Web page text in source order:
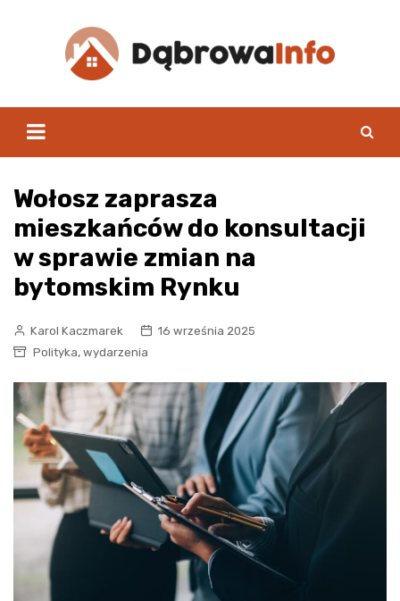
Wołosz zaprasza
mieszkańców do konsultacji
w sprawie zmian na
bytomskim Rynku
Karol Kaczmarek
16 września 2025
Polityka, wydarzenia